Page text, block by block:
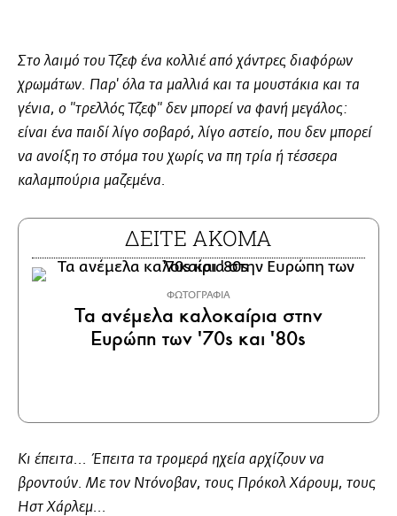
Στο λαιμό του Τζεφ ένα κολλιέ από χάντρες διαφόρων
χρωμάτων. Παρ' όλα τα μαλλιά και τα μουστάκια και τα
γένια, ο "τρελλός Τζεφ" δεν μπορεί να φανή μεγάλος:
είναι ένα παιδί λίγο σοβαρό, λίγο αστείο, που δεν μπορεί
να ανοίξη το στόμα του χωρίς να πη τρία ή τέσσερα
καλαμπούρια μαζεμένα.
ΔΕΙΤΕ ΑΚΟΜΑ
ΦΩΤΟΓΡΑΦΙΑ
Τα ανέμελα καλοκαίρια στην
Ευρώπη των '70s και '80s
Κι έπειτα... Έπειτα τα τρομερά ηχεία αρχίζουν να
βροντούν. Με τον Ντόνοβαν, τους Πρόκολ Χάρουμ, τους
Ηστ Χάρλεμ...